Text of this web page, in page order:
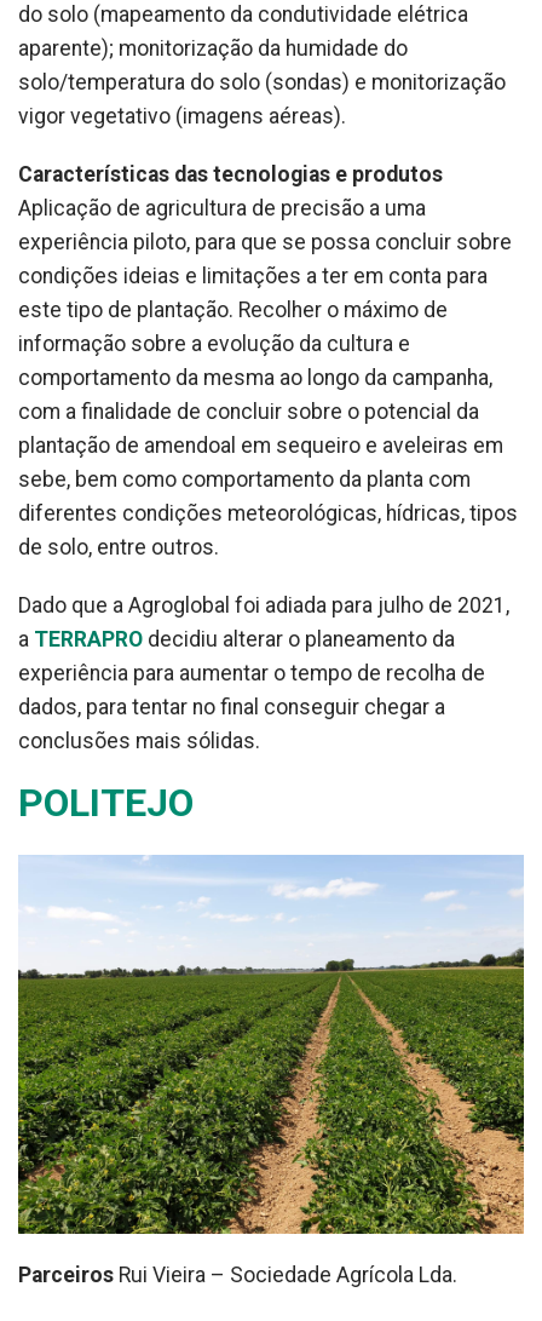
do solo (mapeamento da condutividade elétrica
aparente); monitorização da humidade do
solo/temperatura do solo (sondas) e monitorização
vigor vegetativo (imagens aéreas).
Características das tecnologias e produtos
Aplicação de agricultura de precisão a uma
experiência piloto, para que se possa concluir sobre
condições ideias e limitações a ter em conta para
este tipo de plantação. Recolher o máximo de
informação sobre a evolução da cultura e
comportamento da mesma ao longo da campanha,
com a finalidade de concluir sobre o potencial da
plantação de amendoal em sequeiro e aveleiras em
sebe, bem como comportamento da planta com
diferentes condições meteorológicas, hídricas, tipos
de solo, entre outros.
Dado que a Agroglobal foi adiada para julho de 2021,
a TERRAPRO decidiu alterar o planeamento da
experiência para aumentar o tempo de recolha de
dados, para tentar no final conseguir chegar a
conclusões mais sólidas.
POLITEJO
Parceiros Rui Vieira – Sociedade Agrícola Lda.